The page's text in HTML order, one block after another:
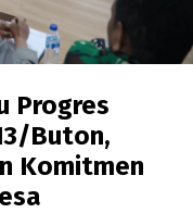
Progres
Buton,
Komitmen